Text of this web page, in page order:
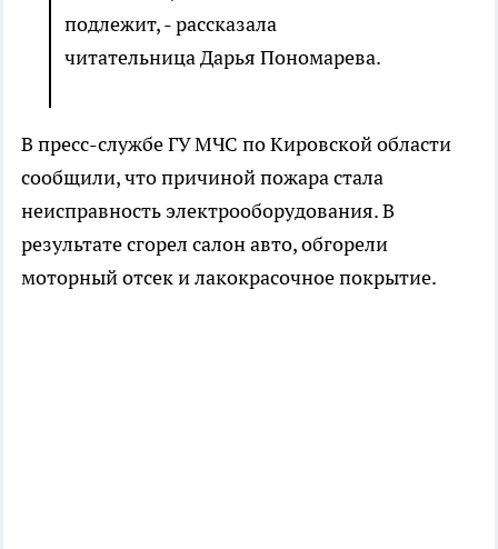
подлежит, - рассказала
читательница Дарья Пономарева.
В пресс-службе ГУ МЧС по Кировской области
сообщили, что причиной пожара стала
неисправность электрооборудования. В
результате сгорел салон авто, обгорели
моторный отсек и лакокрасочное покрытие.